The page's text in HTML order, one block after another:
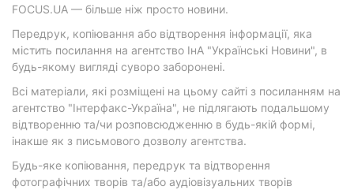
FOCUS.UA — більше ніж просто новини.
Передрук, копіювання або відтворення інформації, яка
містить посилання на агентство ІнА "Українські Новини", в
будь-якому вигляді суворо заборонені.
Всі матеріали, які розміщені на цьому сайті з посиланням на
агентство "Інтерфакс-Україна", не підлягають подальшому
відтворенню та/чи розповсюдженню в будь-якій формі,
інакше як з письмового дозволу агентства.
Будь-яке копіювання, передрук та відтворення
фотографічних творів та/або аудіовізуальних творів